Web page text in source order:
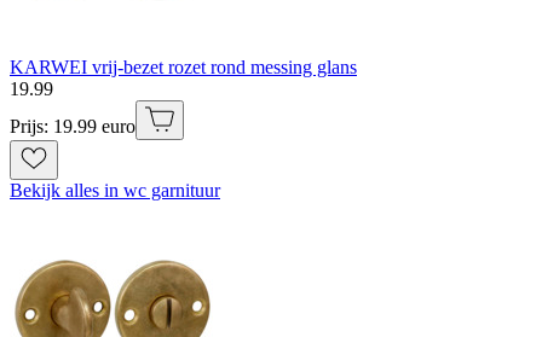
KARWEI vrij-bezet rozet rond messing glans
19.99
Prijs: 19.99 euro
Bekijk alles in wc garnituur